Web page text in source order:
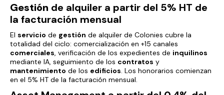
Gestión de alquiler a partir del 5% HT de
la facturación mensual
El servicio de gestión de alquiler de Colonies cubre la
totalidad del ciclo: comercialización en +15 canales
comerciales, verificación de los expedientes de inquilinos
mediante IA, seguimiento de los contratos y
mantenimiento de los edificios. Los honorarios comienzan
en el 5% HT de la facturación mensual.